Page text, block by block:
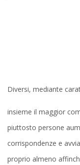
Diversi, mediante
insieme il maggior
piuttosto persone
corrispondenze e
proprio almeno